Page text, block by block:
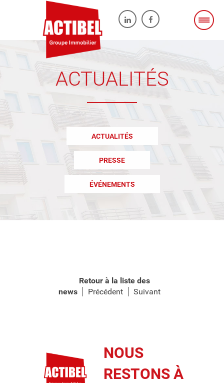
ACTUALITÉS
ACTUALITÉS
PRESSE
ÉVÉNEMENTS
Retour à la liste des
news
Précédent Suivant
NOUS
RESTONS À